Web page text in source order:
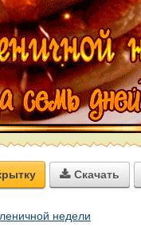
 Скачать
недели